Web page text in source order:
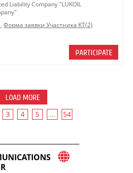
Liability Company "LUKOIL
, Форма заявки Участника КТ(2)
PARTICIPATE
LOAD MORE
3 4 5 ... 54